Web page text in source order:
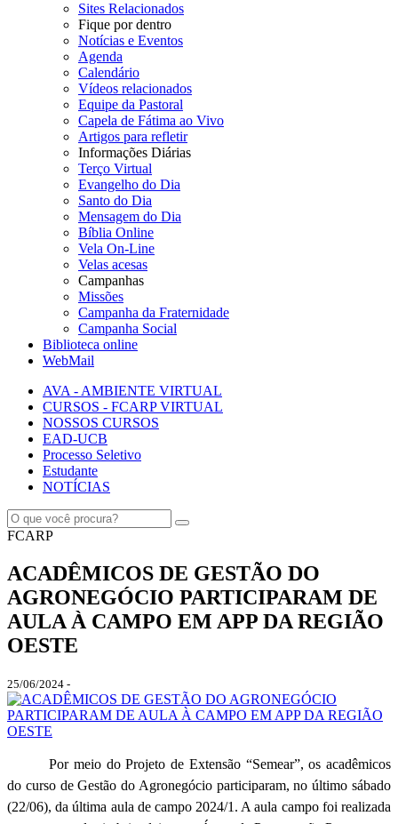
Sites Relacionados
Fique por dentro
Notícias e Eventos
Agenda
Calendário
Vídeos relacionados
Equipe da Pastoral
Capela de Fátima ao Vivo
Artigos para refletir
Informações Diárias
Terço Virtual
Evangelho do Dia
Santo do Dia
Mensagem do Dia
Bíblia Online
Vela On-Line
Velas acesas
Campanhas
Missões
Campanha da Fraternidade
Campanha Social
Biblioteca online
WebMail
AVA - AMBIENTE VIRTUAL
CURSOS - FCARP VIRTUAL
NOSSOS CURSOS
EAD-UCB
Processo Seletivo
Estudante
NOTÍCIAS
FCARP
ACADÊMICOS DE GESTÃO DO
AGRONEGÓCIO PARTICIPARAM DE
AULA À CAMPO EM APP DA REGIÃO
OESTE
25/06/2024 -
Por meio do Projeto de Extensão “Semear”, os acadêmicos
do curso de Gestão do Agronegócio participaram, no último sábado
(22/06), da última aula de campo 2024/1. A aula campo foi realizada